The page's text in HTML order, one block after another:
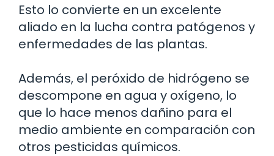
Esto lo convierte en un excelente
aliado en la lucha contra patógenos y
enfermedades de las plantas.
Además, el peróxido de hidrógeno se
descompone en agua y oxígeno, lo
que lo hace menos dañino para el
medio ambiente en comparación con
otros pesticidas químicos.